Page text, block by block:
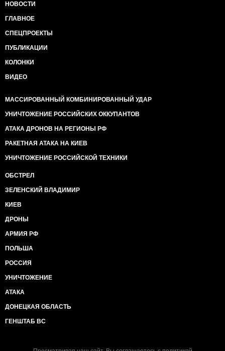
НОВОСТИ
ГЛАВНОЕ
СПЕЦПРОЕКТЫ
ПУБЛИКАЦИИ
КОЛОНКИ
ВИДЕО
МАССИРОВАННЫЙ КОМБИНИРОВАННЫЙ УДАР
УНИЧТОЖЕНИЕ РОССИЙСКИХ ОККУПАНТОВ
АТАКА ДРОНОВ НА РЕГИОНЫ РФ
РАКЕТНАЯ АТАКА НА КИЕВ
УНИЧТОЖЕНИЕ РОССИЙСКОЙ ТЕХНИКИ
ОБСТРЕЛ
ЗЕЛЕНСКИЙ ВЛАДИМИР
КИЕВ
ДРОНЫ
АРМИЯ РФ
ПОЛЬША
РОССИЯ
УНИЧТОЖЕНИЕ
АТАКА
ДОНЕЦКАЯ ОБЛАСТЬ
ГЕНШТАБ ВС